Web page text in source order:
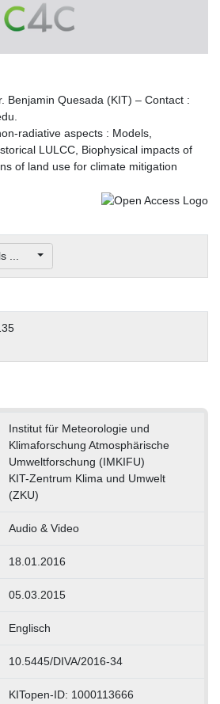
Video
Benjamin Quesada (KIT) – Contact :
radiative aspects : Models,
LULCC, Biophysical impacts of
of land use for climate mitigation
...
Institut für Meteorologie und
Klimaforschung Atmosphärische
Umweltforschung (IMKIFU)
KIT-Zentrum Klima und Umwelt
(ZKU)
Audio & Video
18.01.2016
05.03.2015
Englisch
10.5445/DIVA/2016-34
KITopen-ID: 1000113666